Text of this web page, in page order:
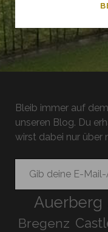
Bleib immer auf
unseren Blog. Du
wirst dabei nur über
Gib deine E-Mail-Adresse ein ...
Auerberg
Bregenz